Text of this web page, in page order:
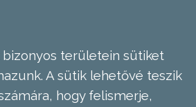
területein sütiket
A sütik lehetővé teszik
hogy felismerje,